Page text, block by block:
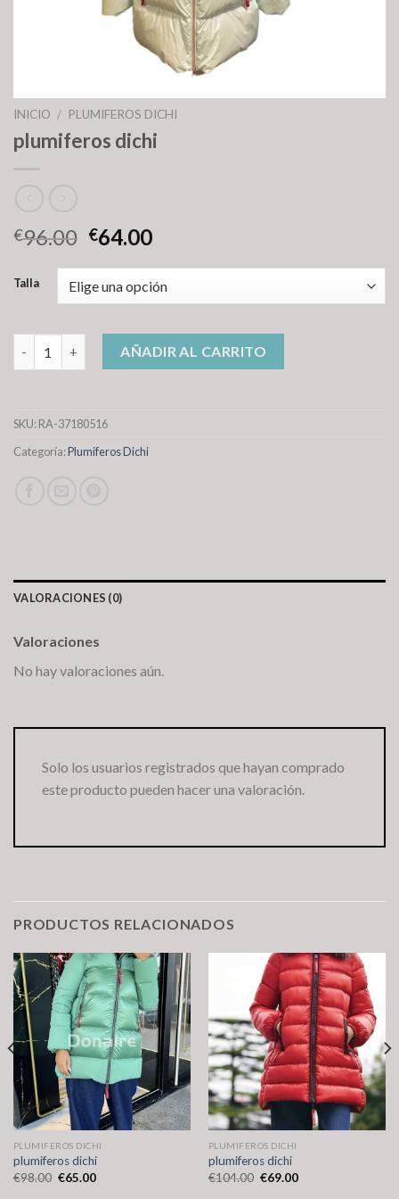
INICIO / PLUMIFEROS DICHI
plumiferos dichi
€96.00 €64.00
Talla
plumiferos dichi cantidadAÑADIR AL CARRITO
SKU:RA-37180516
Categoría:Plumiferos Dichi
VALORACIONES (0)
Valoraciones
No hay valoraciones aún.
Solo los usuarios registrados que hayan comprado
este producto pueden hacer una valoración.
PRODUCTOS RELACIONADOS
PLUMIFEROS DICHI
plumiferos dichi
€98.00 €65.00
PLUMIFEROS DICHI
plumiferos dichi
€104.00 €69.00